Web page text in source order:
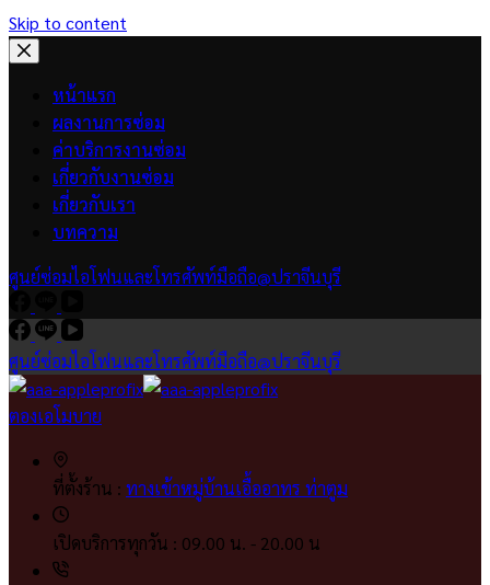
Skip to content
หน้าแรก
ผลงานการซ่อม
ค่าบริการงานซ่อม
เกี่ยวกับงานซ่อม
เกี่ยวกับเรา
บทความ
ศูนย์ซ่อมไอโฟนและโทรศัพท์มือถือ@ปราจีนบุรี
ศูนย์ซ่อมไอโฟนและโทรศัพท์มือถือ@ปราจีนบุรี
ตองเอโมบาย
ที่ตั้งร้าน : ทางเข้าหมู่บ้านเอื้ออาทร ท่าตูม
เปิดบริการทุกวัน : 09.00 น. - 20.00 น